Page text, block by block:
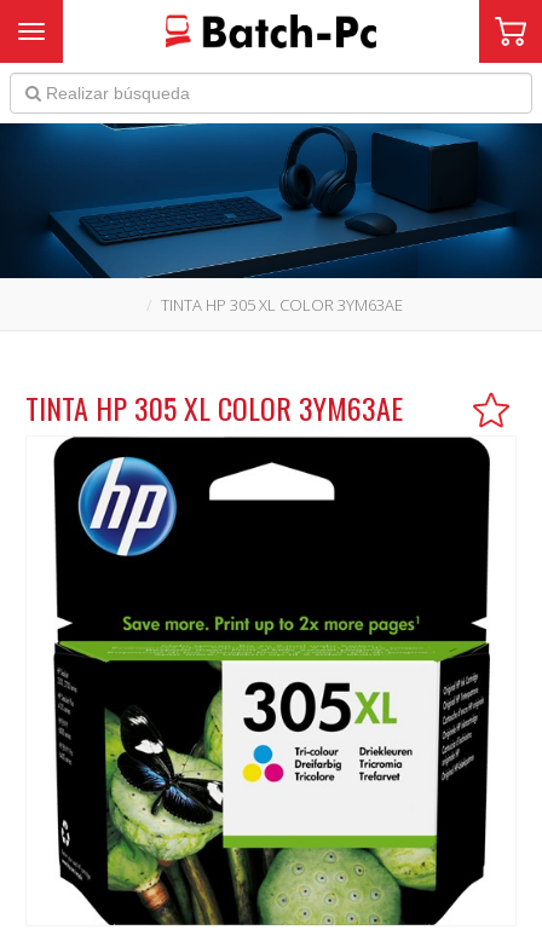
Toggle navigation
TINTA HP 305 XL COLOR 3YM63AE
TINTA HP 305 XL COLOR 3YM63AE